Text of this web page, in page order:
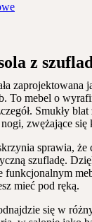
z
zaprojektowana
To mebel o
Smukły
zwężające
sprawia, że
szufladę.
funkcjonalnym
mieć pod ręką.
się w